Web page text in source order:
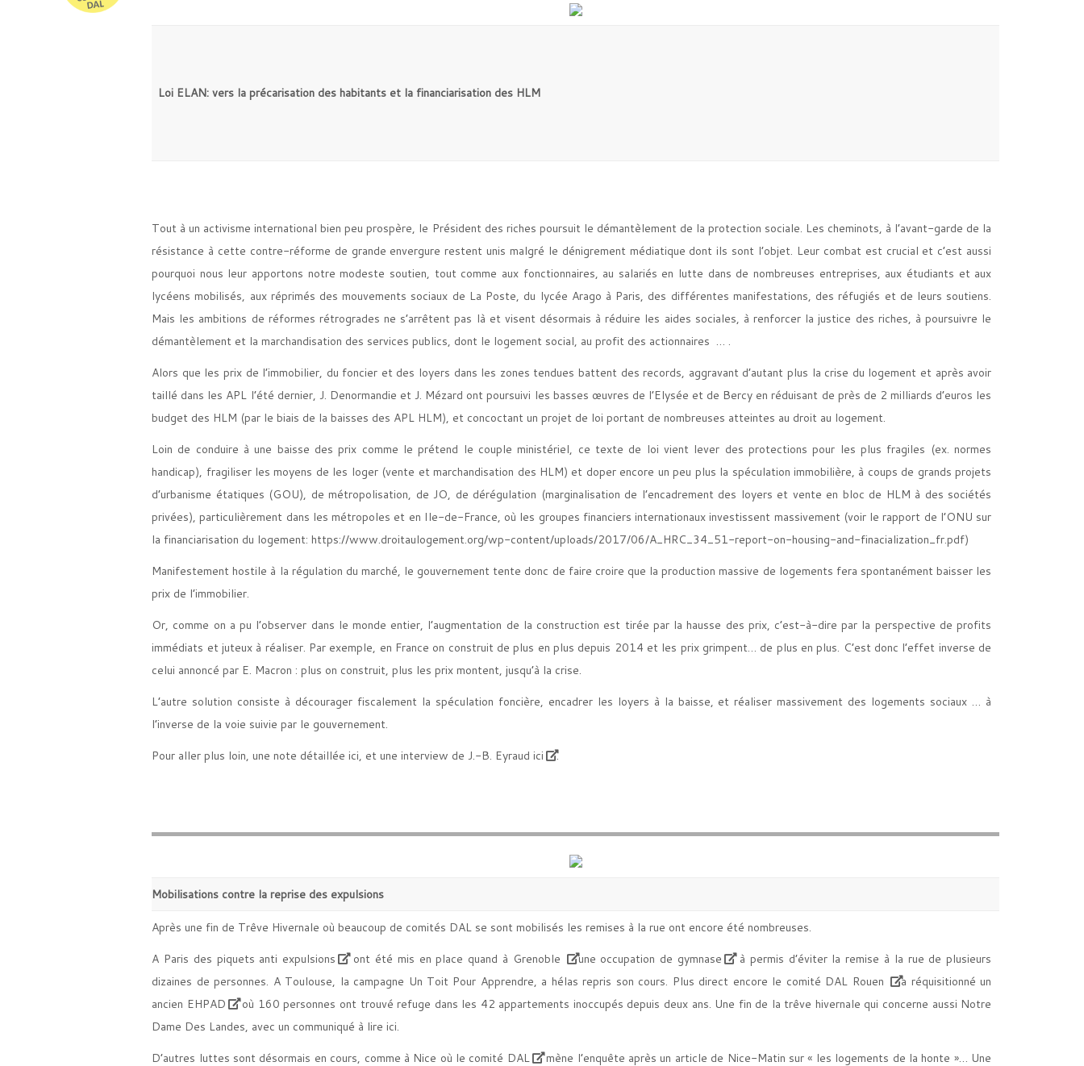
Loi ELAN: vers la précarisation des habitants et la financiarisation des HLM
Tout à un activisme international bien peu prospère, le Président des riches poursuit le démantèlement de la protection sociale. Les cheminots, à l’avant-garde de la
résistance à cette contre-réforme de grande envergure restent unis malgré le dénigrement médiatique dont ils sont l’objet. Leur combat est crucial et c’est aussi
pourquoi nous leur apportons notre modeste soutien, tout comme aux fonctionnaires, au salariés en lutte dans de nombreuses entreprises, aux étudiants et aux
lycéens mobilisés, aux réprimés des mouvements sociaux de La Poste, du lycée Arago à Paris, des différentes manifestations, des réfugiés et de leurs soutiens.
Mais les ambitions de réformes rétrogrades ne s’arrêtent pas là et visent désormais à réduire les aides sociales, à renforcer la justice des riches, à poursuivre le
démantèlement et la marchandisation des services publics, dont le logement social, au profit des actionnaires … .
Alors que les prix de l’immobilier, du foncier et des loyers dans les zones tendues battent des records, aggravant d’autant plus la crise du logement et après avoir
taillé dans les APL l’été dernier, J. Denormandie et J. Mézard ont poursuivi les basses œuvres de l’Elysée et de Bercy en réduisant de près de 2 milliards d’euros les
budget des HLM (par le biais de la baisses des APL HLM), et concoctant un projet de loi portant de nombreuses atteintes au droit au logement.
Loin de conduire à une baisse des prix comme le prétend le couple ministériel, ce texte de loi vient lever des protections pour les plus fragiles (ex. normes
handicap), fragiliser les moyens de les loger (vente et marchandisation des HLM) et doper encore un peu plus la spéculation immobilière, à coups de grands projets
d’urbanisme étatiques (GOU), de métropolisation, de JO, de dérégulation (marginalisation de l’encadrement des loyers et vente en bloc de HLM à des sociétés
privées), particulièrement dans les métropoles et en Ile-de-France, où les groupes financiers internationaux investissent massivement (voir le rapport de l’ONU sur
la financiarisation du logement: https://www.droitaulogement.org/wp-content/uploads/2017/06/A_HRC_34_51-report-on-housing-and-finacialization_fr.pdf)
Manifestement hostile à la régulation du marché, le gouvernement tente donc de faire croire que la production massive de logements fera spontanément baisser les
prix de l’immobilier.
Or, comme on a pu l’observer dans le monde entier, l’augmentation de la construction est tirée par la hausse des prix, c’est-à-dire par la perspective de profits
immédiats et juteux à réaliser. Par exemple, en France on construit de plus en plus depuis 2014 et les prix grimpent… de plus en plus. C’est donc l’effet inverse de
celui annoncé par E. Macron : plus on construit, plus les prix montent, jusqu’à la crise.
L’autre solution consiste à décourager fiscalement la spéculation foncière, encadrer les loyers à la baisse, et réaliser massivement des logements sociaux … à
l’inverse de la voie suivie par le gouvernement.
Pour aller plus loin, une note détaillée ici, et une interview de J.-B. Eyraud ici .
Mobilisations contre la reprise des expulsions
Après une fin de Trêve Hivernale où beaucoup de comités DAL se sont mobilisés les remises à la rue ont encore été nombreuses.
A Paris des piquets anti expulsions ont été mis en place quand à Grenoble une occupation de gymnase
à permis d’éviter la remise à la rue de plusieurs
dizaines de personnes. A Toulouse, la campagne Un Toit Pour Apprendre, a hélas repris son cours. Plus direct encore le comité DAL Rouen
a réquisitionné un
ancien EHPAD
où 160 personnes ont trouvé refuge dans les 42 appartements inoccupés depuis deux ans. Une fin de la trêve hivernale qui concerne aussi Notre
Dame Des Landes, avec un communiqué à lire ici.
D’autres luttes sont désormais en cours, comme à Nice où le comité DAL
mène l’enquête après un article de Nice-Matin sur « les logements de la honte »… Une